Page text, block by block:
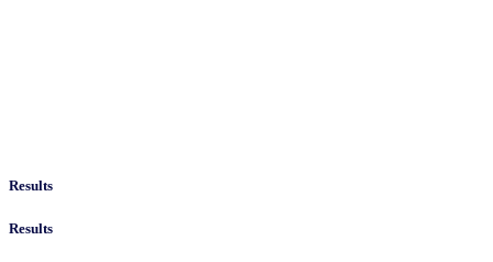
Results
Results